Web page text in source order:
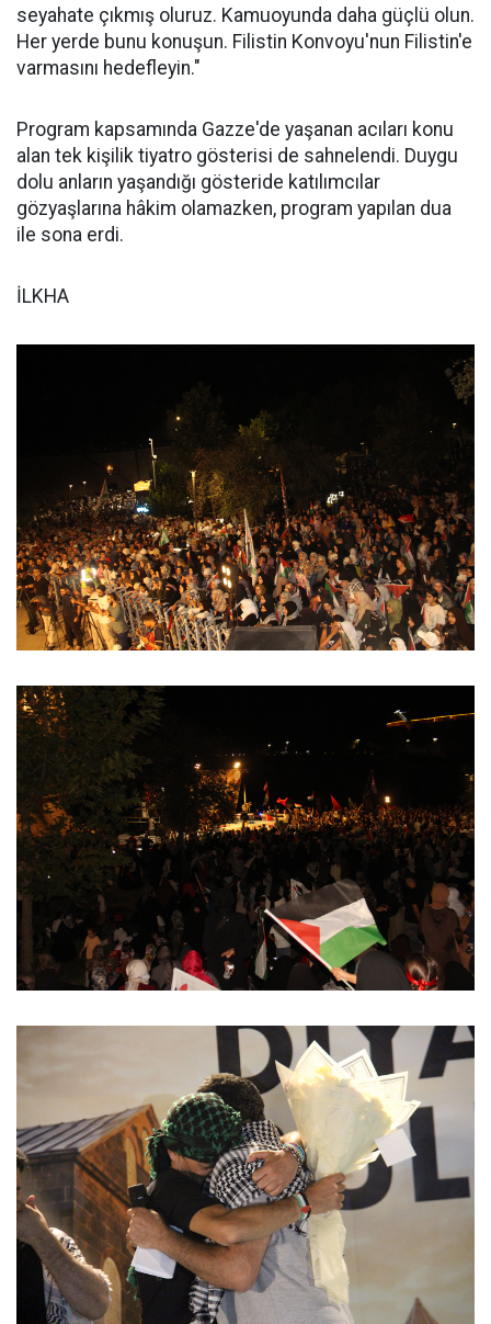
seyahate çıkmış oluruz. Kamuoyunda daha güçlü olun.
Her yerde bunu konuşun. Filistin Konvoyu'nun Filistin'e
varmasını hedefleyin."
Program kapsamında Gazze'de yaşanan acıları konu
alan tek kişilik tiyatro gösterisi de sahnelendi. Duygu
dolu anların yaşandığı gösteride katılımcılar
gözyaşlarına hâkim olamazken, program yapılan dua
ile sona erdi.
İLKHA